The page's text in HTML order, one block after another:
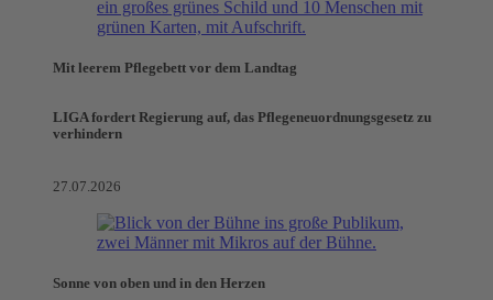
Mit leerem Pflegebett vor dem Landtag
LIGA fordert Regierung auf, das Pflegeneuordnungsgesetz zu
verhindern
27.07.2026
Sonne von oben und in den Herzen